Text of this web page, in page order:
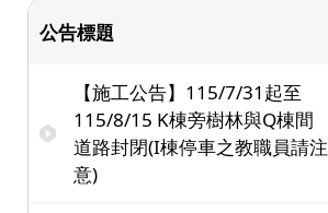
公告標題
【施工公告】115/7/31起至
115/8/15 K棟旁樹林與Q棟間
道路封閉(I棟停車之教職員請注
意)